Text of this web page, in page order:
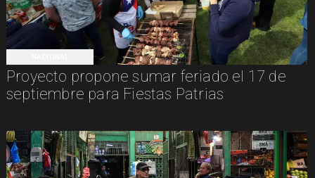
Proyecto propone sumar feriado el 17 de
septiembre para Fiestas Patrias